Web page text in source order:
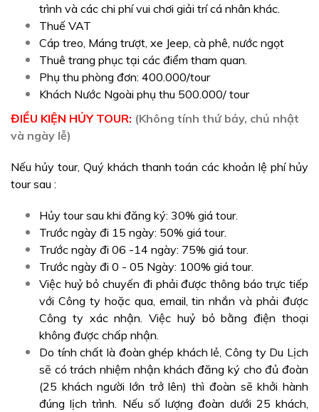
trình và các chi phí vui chơi giải trí cá nhân khác.
Thuế VAT
Cáp treo, Máng trượt, xe Jeep, cà phê, nước ngọt
Thuê trang phục tại các điểm tham quan.
Phụ thu phòng đơn: 400.000/tour
Khách Nước Ngoài phụ thu 500.000/ tour
ĐIỀU KIỆN HỦY TOUR: (Không tính thứ bảy, chủ nhật
và ngày lễ)
Nếu hủy tour, Quý khách thanh toán các khoản lệ phí hủy
tour sau :
Hủy tour sau khi đăng ký: 30% giá tour.
Trước ngày đi 15 ngày: 50% giá tour.
Trước ngày đi 06 -14 ngày: 75% giá tour.
Trước ngày đi 0 - 05 Ngày: 100% giá tour.
Việc huỷ bỏ chuyến đi phải được thông báo trực tiếp
với Công ty hoặc qua, email, tin nhắn và phải được
Công ty xác nhận. Việc huỷ bỏ bằng điện thoại
không được chấp nhận.
Do tính chất là đoàn ghép khách lẻ, Công ty Du Lịch
sẽ có trách nhiệm nhận khách đăng ký cho đủ đoàn
(25 khách người lớn trở lên) thì đoàn sẽ khởi hành
đúng lịch trình. Nếu số lượng đoàn dưới 25 khách,